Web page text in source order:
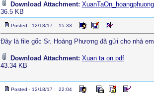
Download Attachment:
36.5 KB
Posted - 12/18/17 : 15:33
Đây là file gốc Sr. Hoàng Phương đã gửi cho nhà
Download Attachment: Xuan ta on.pdf
43.34 KB
Posted - 12/18/17 : 22:04